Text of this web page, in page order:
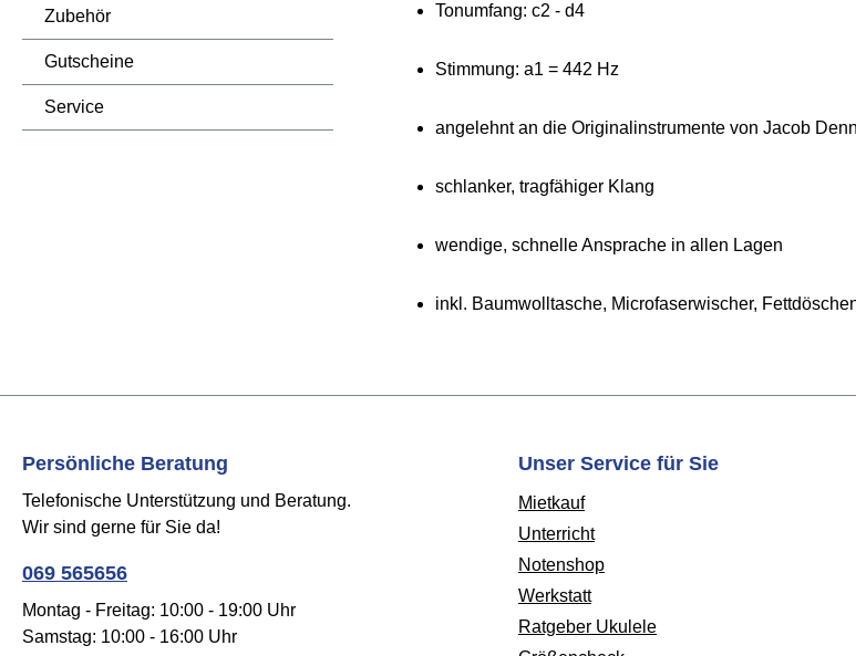
Zubehör
Gutscheine
Service
Tonumfang: c2 - d4
Stimmung: a1 = 442 Hz
angelehnt an die Originalinstrumente von Jacob
schlanker, tragfähiger Klang
wendige, schnelle Ansprache in allen Lagen
inkl. Baumwolltasche, Microfaserwischer,
Persönliche Beratung
Telefonische Unterstützung und Beratung.
Wir sind gerne für Sie da!
069 565656
Montag - Freitag: 10:00 - 19:00 Uhr
Samstag: 10:00 - 16:00 Uhr
Unser Service für Sie
Mietkauf
Unterricht
Notenshop
Werkstatt
Ratgeber Ukulele